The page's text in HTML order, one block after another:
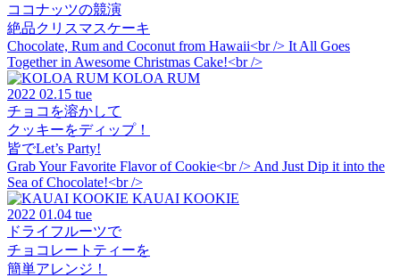
ココナッツの競演
絶品クリスマスケーキ
Chocolate, Rum and Coconut from Hawaii<br /> It All Goes
Together in Awesome Christmas Cake!<br />
KOLOA RUM
2022 02.15 tue
チョコを溶かして
クッキーをディップ！
皆でLet’s Party!
Grab Your Favorite Flavor of Cookie<br /> And Just Dip it into the
Sea of Chocolate!<br />
KAUAI KOOKIE
2022 01.04 tue
ドライフルーツで
チョコレートティーを
簡単アレンジ！